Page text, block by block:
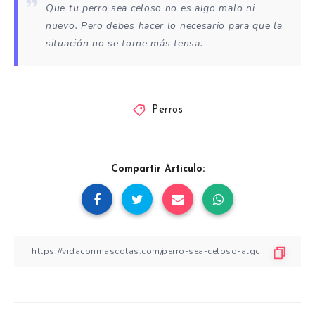
Que tu perro sea celoso no es algo malo ni
nuevo. Pero debes hacer lo necesario para que la
situación no se torne más tensa.
Perros
Compartir Artículo: